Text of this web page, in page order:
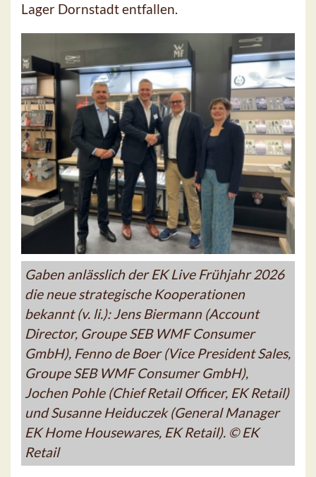
Lager Dornstadt entfallen.
Gaben anlässlich der EK Live Frühjahr 2026
die neue strategische Kooperationen
bekannt (v. li.): Jens Biermann (Account
Director, Groupe SEB WMF Consumer
GmbH), Fenno de Boer (Vice President Sales,
Groupe SEB WMF Consumer GmbH),
Jochen Pohle (Chief Retail Officer, EK Retail)
und Susanne Heiduczek (General Manager
EK Home Housewares, EK Retail). © EK
Retail